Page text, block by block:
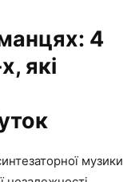
4
які
музики